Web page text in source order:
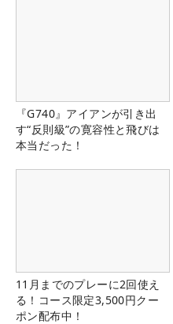
『G740』アイアンが引き出
す“反則級”の寛容性と飛びは
本当だった！
11月までのプレーに2回使え
る！コース限定3,500円クー
ポン配布中！